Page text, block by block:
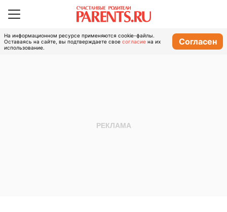
На информационном ресурсе применяются cookie-файлы.
Оставаясь на сайте, вы подтверждаете свое согласие на их
использование.
Согласен